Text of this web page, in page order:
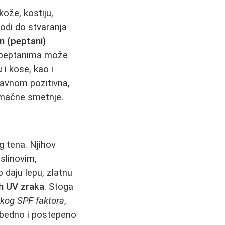
kostiju,
do stvaranja
(peptani)
može
i kose, kao i
pozitivna,
smetnje.
tena. Njihov
daju lepu, zlatnu
UV zraka. Stoga
SPF faktora,
i postepeno